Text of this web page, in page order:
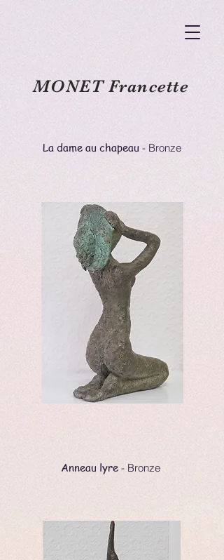
MONET Francette
La dame au chapeau - Bronze
Anneau lyre - Bronze